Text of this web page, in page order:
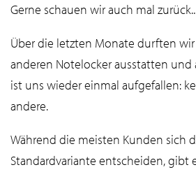
Gerne schauen wir auch mal
Über die letzten Monate durften
anderen Notelocker ausstatten und
ist uns wieder einmal aufgefallen:
andere.
Während die meisten Kunden sich
Standardvariante entscheiden, gibt